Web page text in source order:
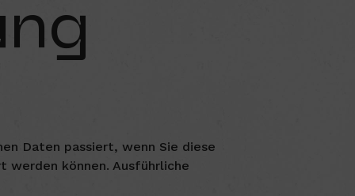
Daten passiert, wenn Sie diese
werden können. Ausführliche